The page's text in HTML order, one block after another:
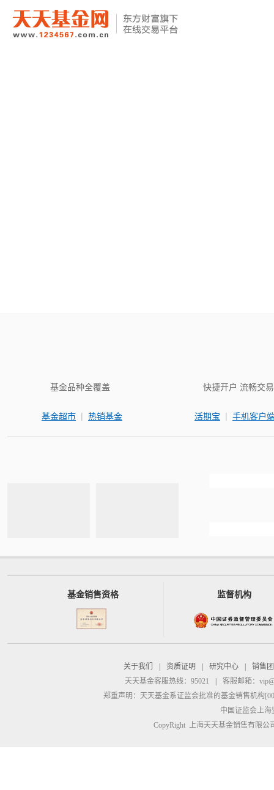
基金品种全覆盖
基金超市 | 热销基金
快捷开户 流畅交易
活期宝 | 手机客户
基金销售资格 监督机构
关于我们 资质证明 研究中心
销售
天天基金客服热线：95021
客服邮箱：
郑重声明： 天天基金系证监会批准的基金销售机构
中国证监会上
CopyRight 上海天天基金销售有限